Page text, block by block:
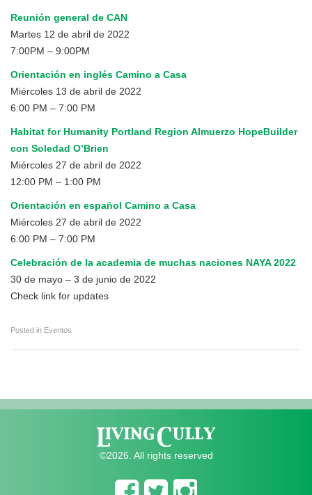
Reunión general de CAN
Martes 12 de abril de 2022
7:00PM – 9:00PM
Orientación en inglés Camino a Casa
Miércoles 13 de abril de 2022
6:00 PM – 7:00 PM
Habitat for Humanity Portland Region Almuerzo HopeBuilder
con Soledad O’Brien
Miércoles 27 de abril de 2022
12:00 PM – 1:00 PM
Orientación en español Camino a Casa
Miércoles 27 de abril de 2022
6:00 PM – 7:00 PM
Celebración de la academia de muchas naciones NAYA 2022
30 de mayo – 3 de junio de 2022
Check link for updates
Posted in Eventos
©2026. All rights reserved